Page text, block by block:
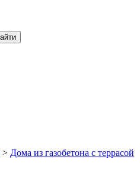
> Дома из газобетона с террасой